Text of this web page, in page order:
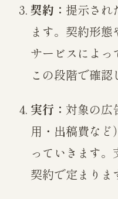
契約： 提示され
ます。契約形態
サービスによっ
この段階で確認
実行： 対象の広
用・出稿費な
っていきます
契約で定まりま